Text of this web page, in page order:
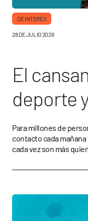
DE INTERÉS
28 DE JULIO 2026
El
deporte
salud
Para millones de
contacto cada
cada vez son más